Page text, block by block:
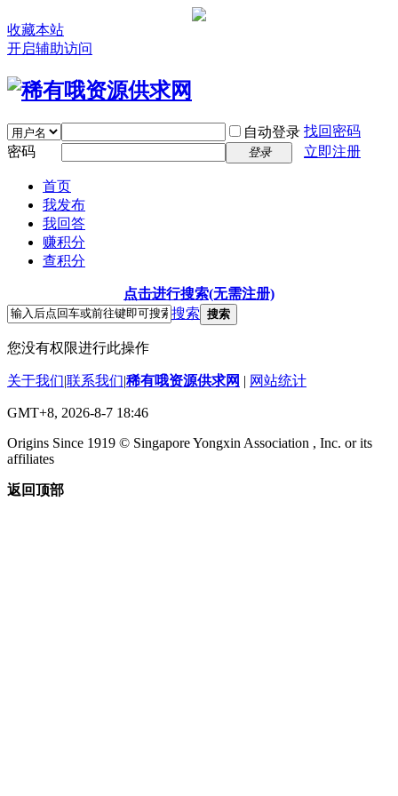
收藏本站
开启辅助访问
自动登录 找回密码
密码
登录 立即注册
首页
我发布
我回答
赚积分
查积分
点击进行搜索(无需注册)
搜索 搜索
您没有权限进行此操作
关于我们|联系我们|稀有哦资源供求网 | 网站统计
GMT+8, 2026-8-7 18:46
Origins Since 1919 © Singapore Yongxin Association , Inc. or its
affiliates
返回顶部